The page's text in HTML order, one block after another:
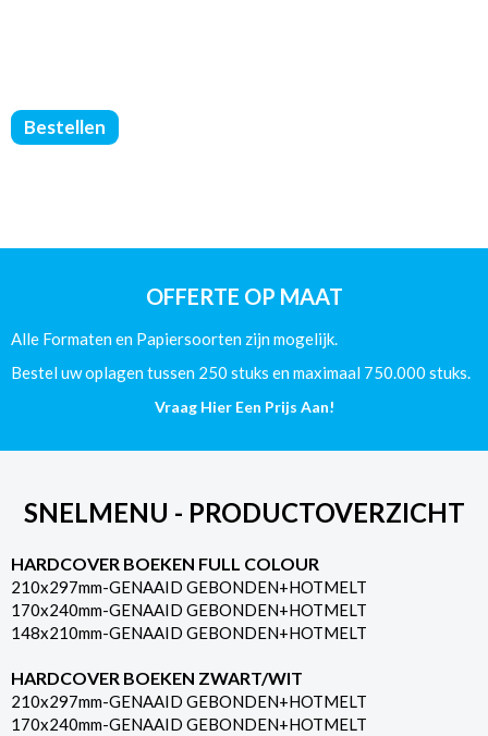
Brochures
Geniet
-
24
Bestellen
OFFERTE OP MAAT
Alle Formaten en Papiersoorten zijn mogelijk.
Bestel uw oplagen tussen 250 stuks en maximaal 750.000 stuks.
Vraag Hier Een Prijs Aan!
SNELMENU - PRODUCTOVERZICHT
HARDCOVER BOEKEN FULL COLOUR
210x297mm-GENAAID GEBONDEN+HOTMELT
170x240mm-GENAAID GEBONDEN+HOTMELT
148x210mm-GENAAID GEBONDEN+HOTMELT
HARDCOVER BOEKEN ZWART/WIT
210x297mm-GENAAID GEBONDEN+HOTMELT
170x240mm-GENAAID GEBONDEN+HOTMELT